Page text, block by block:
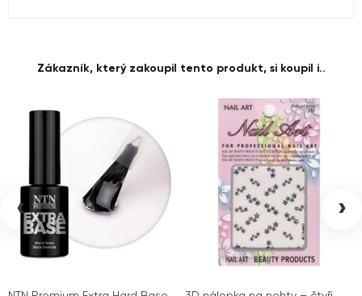
Zákazník, který zakoupil tento produkt, si koupil i..
‹ ›